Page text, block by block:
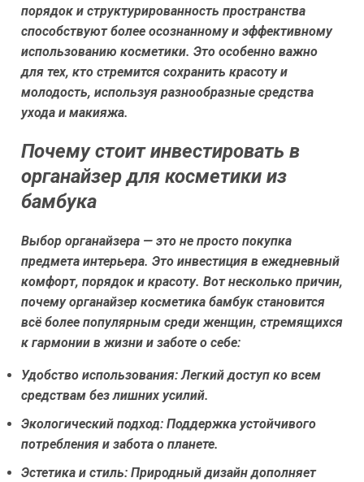
порядок и структурированность пространства
способствуют более осознанному и эффективному
использованию косметики. Это особенно важно
для тех, кто стремится сохранить красоту и
молодость, используя разнообразные средства
ухода и макияжа.
Почему стоит инвестировать в
органайзер для косметики из
бамбука
Выбор органайзера — это не просто покупка
предмета интерьера. Это инвестиция в ежедневный
комфорт, порядок и красоту. Вот несколько причин,
почему органайзер косметика бамбук становится
всё более популярным среди женщин, стремящихся
к гармонии в жизни и заботе о себе:
Удобство использования:Легкий доступ ко всем
средствам без лишних усилий.
Экологический подход: Поддержка устойчивого
потребления и забота о планете.
Эстетика и стиль: Природный дизайн дополняет